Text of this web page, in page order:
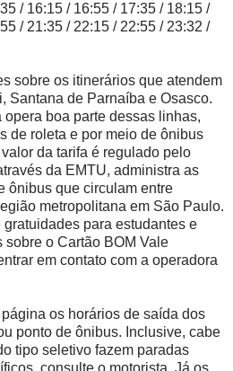
/ 16:15 / 16:55 / 17:35 / 18:15 /
/ 21:35 / 22:15 / 22:55 / 23:32 /
sobre os itinerários que atendem
Santana de Parnaíba e Osasco.
boa parte dessas linhas,
de roleta e por meio de ônibus
da tarifa é regulado pelo
da EMTU, administra as
ônibus que circulam entre
metropolitana em São Paulo.
gratuidades para estudantes e
o Cartão BOM Vale
em contato com a operadora
os horários de saída dos
ponto de ônibus. Inclusive, cabe
tipo seletivo fazem paradas